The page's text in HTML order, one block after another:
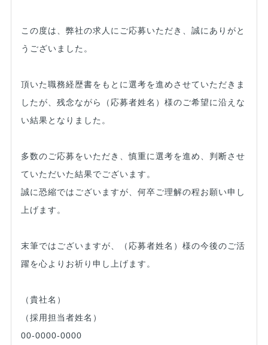
この度は、弊社の求人にご応募いただき、誠にありがと
うございました。
頂いた職務経歴書をもとに選考を進めさせていただきま
したが、残念ながら（応募者姓名）様のご希望に沿えな
い結果となりました。
多数のご応募をいただき、慎重に選考を進め、判断させ
ていただいた結果でございます。
誠に恐縮ではございますが、何卒ご理解の程お願い申し
上げます。
末筆ではございますが、（応募者姓名）様の今後のご活
躍を心よりお祈り申し上げます。
（貴社名）
（採用担当者姓名）
00-0000-0000